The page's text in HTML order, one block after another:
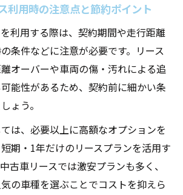
利用時の注意点と節約ポイント
利用する際は、契約期間や走行距離
条件などに注意が必要です。リース
オーバーや車両の傷・汚れによる追
能性があるため、契約前に細かい条
ょう。
は、必要以上に高額なオプションを
期・1年だけのリースプランを活用す
古車リースでは激安プランも多く、
の車種を選ぶことでコストを抑えら